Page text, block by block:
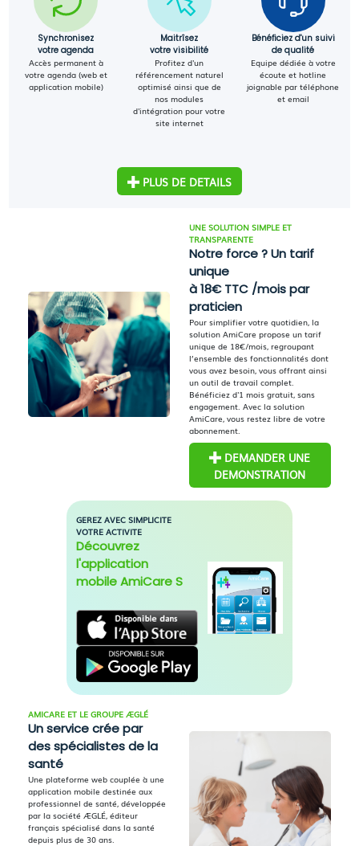
Synchronisez
votre agenda
Accès permanent à
votre agenda (web et
application mobile)
Maitrîsez
votre visibilité
Profitez d'un
référencement naturel
optimisé ainsi que de
nos modules
d'intégration pour votre
site internet
Bénéficiez d'un suivi
de qualité
Equipe dédiée à votre
écoute et hotline
joignable par téléphone
et email
PLUS DE DETAILS
UNE SOLUTION SIMPLE ET
TRANSPARENTE
Notre force ? Un tarif
unique
à 18€ TTC /mois par
praticien
Pour simplifier votre quotidien, la
solution AmiCare propose un tarif
unique de 18€/mois, regroupant
l’ensemble des fonctionnalités dont
vous avez besoin, vous offrant ainsi
un outil de travail complet.
Bénéficiez d'1 mois gratuit, sans
engagement. Avec la solution
AmiCare, vous restez libre de votre
abonnement.
DEMANDER UNE
DEMONSTRATION
GEREZ AVEC SIMPLICITE
VOTRE ACTIVITE
Découvrez
l'application
mobile AmiCare S
AMICARE ET LE GROUPE ÆGLÉ
Un service crée par
des spécialistes de la
santé
Une plateforme web couplée à une
application mobile destinée aux
professionnel de santé, développée
par la société ÆGLÉ, éditeur
français spécialisé dans la santé
depuis plus de 30 ans.